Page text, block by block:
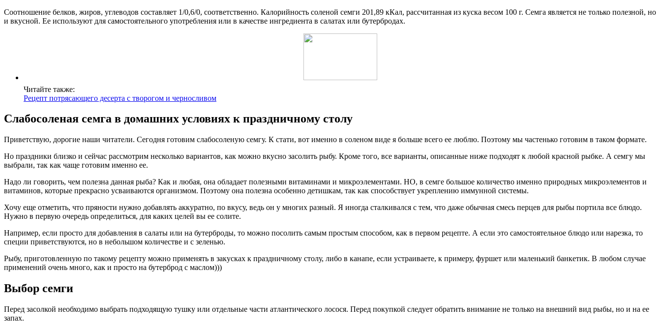
Соотношение белков, жиров, углеводов составляет 1/0,6/0, соответственно. Калорийность соленой семги 201,89 кКал, рассчитанная из куска весом 100 г. Семга является не только полезной, но
и вкусной. Ее используют для самостоятельного употребления или в качестве ингредиента в салатах или бутербродах.
Читайте также:
Рецепт потрясающего десерта с творогом и черносливом
Слабосоленая семга в домашних условиях к праздничному столу
Приветствую, дорогие наши читатели. Сегодня готовим слабосоленую семгу. К стати, вот именно в соленом виде я больше всего ее люблю. Поэтому мы частенько готовим в таком формате.
Но праздники близко и сейчас рассмотрим несколько вариантов, как можно вкусно засолить рыбу. Кроме того, все варианты, описанные ниже подходят к любой красной рыбке. А семгу мы
выбрали, так как чаще готовим именно ее.
Надо ли говорить, чем полезна данная рыба? Как и любая, она обладает полезными витаминами и микроэлементами. НО, в семге большое количество именно природных микроэлементов и
витаминов, которые прекрасно усваиваются организмом. Поэтому она полезна особенно детишкам, так как способствует укреплению иммунной системы.
Хочу еще отметить, что пряности нужно добавлять аккуратно, по вкусу, ведь он у многих разный. Я иногда сталкивался с тем, что даже обычная смесь перцев для рыбы портила все блюдо.
Нужно в первую очередь определиться, для каких целей вы ее солите.
Например, если просто для добавления в салаты или на бутерброды, то можно посолить самым простым способом, как в первом рецепте. А если это самостоятельное блюдо или нарезка, то
специи приветствуются, но в небольшом количестве и с зеленью.
Рыбу, приготовленную по такому рецепту можно применять в закусках к праздничному столу, либо в канапе, если устраиваете, к примеру, фуршет или маленький банкетик. В любом случае
применений очень много, как и просто на бутерброд с маслом)))
Выбор семги
Перед засолкой необходимо выбрать подходящую тушку или отдельные части атлантического лосося. Перед покупкой следует обратить внимание не только на внешний вид рыбы, но и на ее
запах.